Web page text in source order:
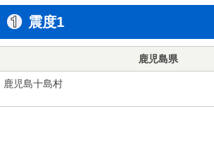
震度1
鹿児島県
鹿児島十島村